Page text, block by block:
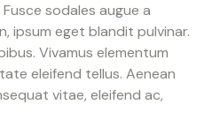
sodales augue a
ipsum eget blandit pulvinar.
Vivamus elementum
eleifend tellus. Aenean
vitae, eleifend ac,